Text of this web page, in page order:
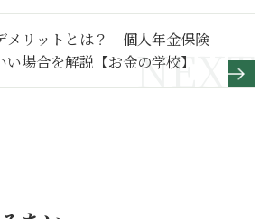
メリットとは？｜個人年金保険
場合を解説【お金の学校】